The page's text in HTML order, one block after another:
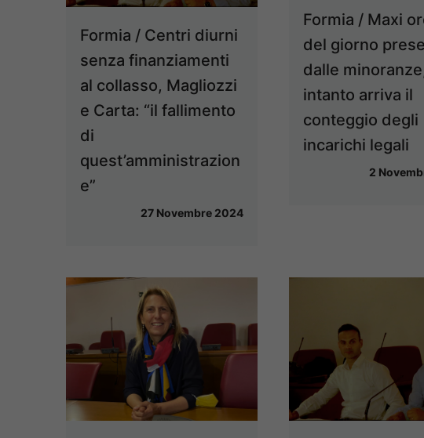
Formia / Centri diurni
senza finanziamenti
al collasso, Magliozzi
e Carta: “il fallimento
di
quest’amministrazion
e”
27 Novembre 2024
Formia / Maxi
del giorno
dalle
intanto arriva il
conteggio degli
incarichi legali
2